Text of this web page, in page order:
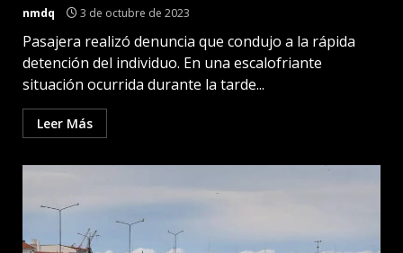
nmdq 3 de octubre de 2023
Pasajera realizó denuncia que condujo a la rápida
detención del individuo. En una escalofriante
situación ocurrida durante la tarde...
Leer Más